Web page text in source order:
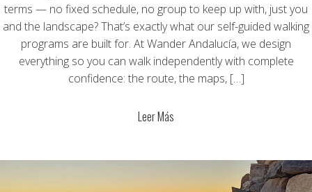
terms — no fixed schedule, no group to keep up with, just you
and the landscape? That’s exactly what our self-guided walking
programs are built for. At Wander Andalucía, we design
everything so you can walk independently with complete
confidence: the route, the maps, […]
Leer Más